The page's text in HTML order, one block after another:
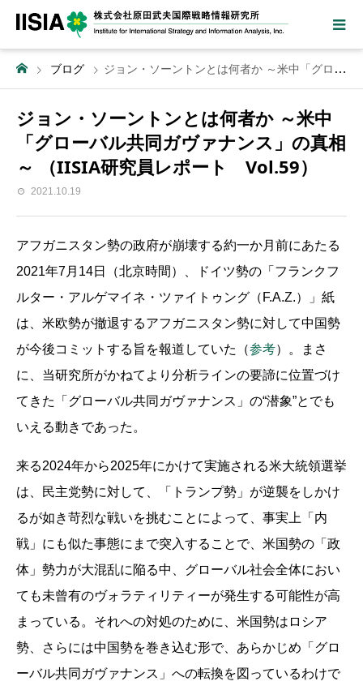
ブログ ジョン・ソーントンとは何者か ～米中「グローバル共同ガヴァナンス」の真相～ （IISIA研究員レポート Vol.59）
ジョン・ソーントンとは何者か ～米中
「グローバル共同ガヴァナンス」の真相
～ （IISIA研究員レポート Vol.59）
2021.10.19
アフガニスタン勢の政府が崩壊する約一か月前にあたる
2021年7月14日（北京時間）、ドイツ勢の「フランクフ
ルター・アルゲマイネ・ツァイトゥング（F.A.Z.）」紙
は、米欧勢が撤退するアフガニスタン勢に対して中国勢
が今後コミットする旨を報道していた（参考）。まさ
に、当研究所がかねてより分析ラインの要諦に位置づけ
てきた「グローバル共同ガヴァナンス」の“潜象”とでも
いえる動きであった。
来る2024年から2025年にかけて実施される米大統領選挙
は、民主党勢に対して、「トランプ勢」が逆襲をしかけ
るが如き苛烈な戦いを挑むことによって、事実上「内
戦」にも似た事態にまで突入することで、米国勢の「政
体」勢力が大混乱に陥る中、グローバル社会全体におい
ても未曾有のヴォラティリティーが発生する可能性が高
まっている。それへの対処のために、米国勢はロシア
勢、さらには中国勢を巻き込む形で、あらかじめ「グロ
ーバル共同ガヴァナンス」への転換を図っているわけで